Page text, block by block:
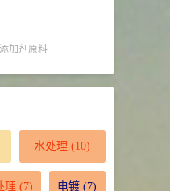
加剂原料
水处理 (10)
理 (7) 电镀 (7)